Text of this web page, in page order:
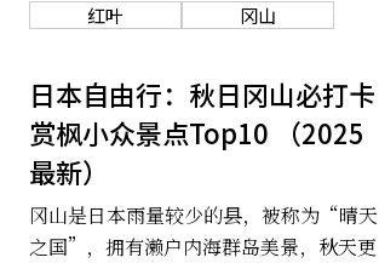
红叶 冈山
日本自由行：秋日冈山必打卡
赏枫小众景点Top10 （2025
最新）
冈山是日本雨量较少的县，被称为“晴天
之国”，拥有濑户内海群岛美景，秋天更